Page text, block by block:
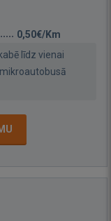
0,50€/Km
līdz vienai